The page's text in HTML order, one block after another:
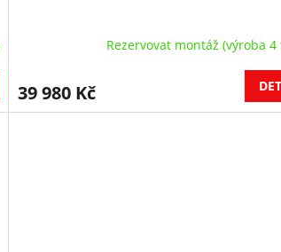
Rezervovat montáž (výroba 4
39 980 Kč